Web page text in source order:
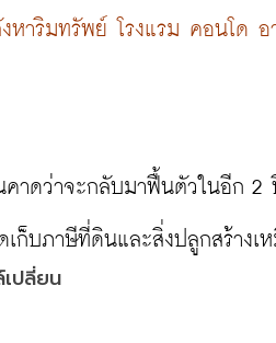
หาริมทรัพย์ โรงแรม คอนโด อ
คาดว่าจะกลับมาฟื้นตัวในอีก
ปลี่ยน